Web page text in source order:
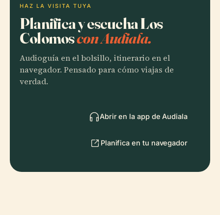
HAZ LA VISITA TUYA
Planifica y escucha Los
Colomoscon Audiala.
Audioguía en el bolsillo, itinerario en el
navegador. Pensado para cómo viajas de
verdad.
Abrir en la app de Audiala
Planifica en tu navegador